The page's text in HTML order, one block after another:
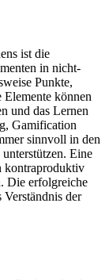
ist die
in nicht-
Punkte,
können
und das Lernen
Gamification
sinnvoll in den
Eine
kontraproduktiv
Die erfolgreiche
der